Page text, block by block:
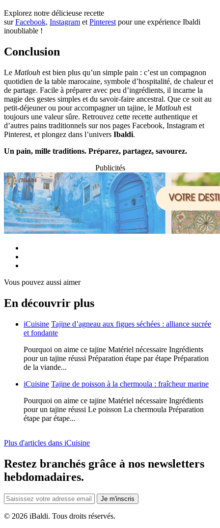
Explorez notre délicieuse recette
surFacebook, Instagram et Pinterest pour une expérience Ibaldi
inoubliable !
Conclusion
Le Matlouh est bien plus qu’un simple pain : c’est un compagnon
quotidien de la table marocaine, symbole d’hospitalité, de chaleur et
de partage. Facile à préparer avec peu d’ingrédients, il incarne la
magie des gestes simples et du savoir-faire ancestral. Que ce soit au
petit-déjeuner ou pour accompagner un tajine, le Matlouh est
toujours une valeur sûre. Retrouvez cette recette authentique et
d’autres pains traditionnels sur nos pages Facebook, Instagram et
Pinterest, et plongez dans l’univers Ibaldi.
Un pain, mille traditions. Préparez, partagez, savourez.
Publicités
Vous pouvez aussi aimer
En découvrir plus
iCuisine Tajine d’agneau aux figues séchées : alliance sucrée
et fondante
Pourquoi on aime ce tajine Matériel nécessaire Ingrédients
pour un tajine réussi Préparation étape par étape Préparation
de la viande...
iCuisine Tajine de poisson à la chermoula : fraîcheur marine
Pourquoi on aime ce tajine Matériel nécessaire Ingrédients
pour un tajine réussi Le poisson La chermoula Préparation
étape par étape...
Plus d'articles dans iCuisine
Restez branchés grâce à nos newsletters
hebdomadaires.
Je m'inscris
© 2026 iBaldi. Tous droits réservés.